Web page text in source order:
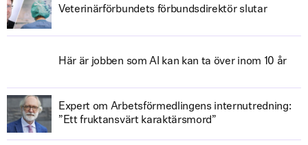
Veterinärförbundets förbundsdirektör slutar
Här är jobben som AI kan kan ta över inom 10 år
Expert om Arbetsförmedlingens internutredning:
”Ett fruktansvärt karaktärsmord”